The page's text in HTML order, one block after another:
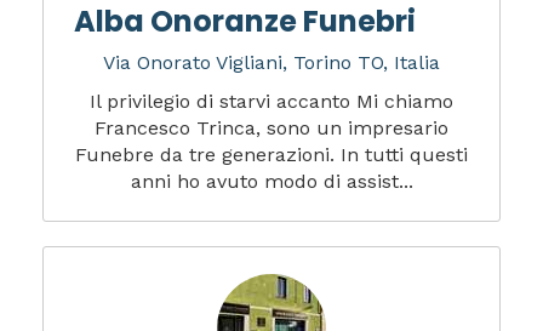
Alba Onoranze Funebri
Via Onorato Vigliani, Torino TO, Italia
Il privilegio di starvi accanto Mi chiamo
Francesco Trinca, sono un impresario
Funebre da tre generazioni. In tutti questi
anni ho avuto modo di assist...